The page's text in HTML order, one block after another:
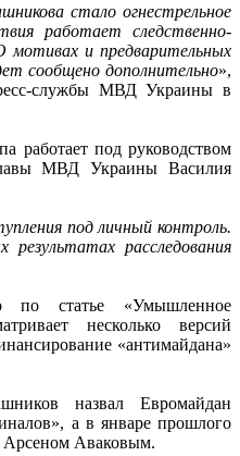
стало огнестрельное
работает следственно-
мотивах и предварительных
сообщено дополнительно»,
службы МВД Украины в
работает под руководством
МВД Украины Василия
под личный контроль.
расследования
по статье «Умышленное
несколько версий
«антимайдана»
назвал Евромайдан
а в январе прошлого
Арсеном Аваковым.